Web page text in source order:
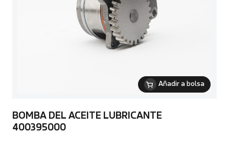
Añadir a bolsa
BOMBA DEL ACEITE LUBRICANTE
400395000